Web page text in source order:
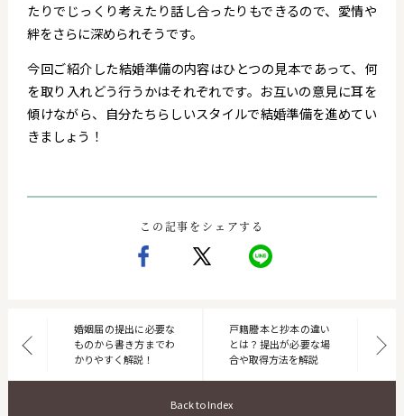
たりでじっくり考えたり話し合ったりもできるので、愛情や
絆をさらに深められそうです。
今回ご紹介した結婚準備の内容はひとつの見本であって、何
を取り入れどう行うかはそれぞれです。お互いの意見に耳を
傾けながら、自分たちらしいスタイルで結婚準備を進めてい
きましょう！
この記事をシェアする
婚姻届の提出に必要な
ものから書き方までわ
かりやすく解説！
戸籍謄本と抄本の違い
とは？提出が必要な場
合や取得方法を解説
Back to Index